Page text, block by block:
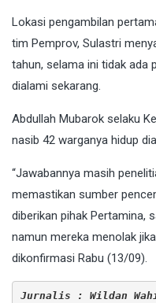
Lokasi pengambilan
tim Pemprov, Sulastri
tahun, selama ini tidak ada
dialami sekarang.
Abdullah Mubarok selaku
nasib 42 warganya hidup
“Jawabannya masih
memastikan sumber
diberikan pihak Pertamina,
namun mereka menolak
dikonfirmasi Rabu (13/09).
Jurnalis : Wildan